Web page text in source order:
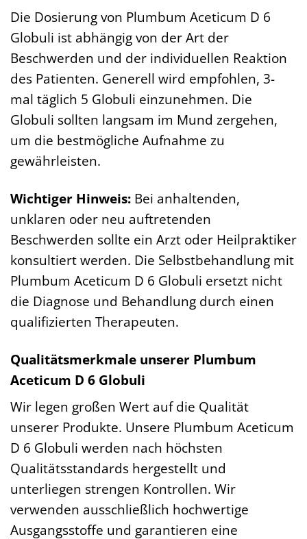
Die Dosierung von Plumbum Aceticum D 6
Globuli ist abhängig von der Art der
Beschwerden und der individuellen Reaktion
des Patienten. Generell wird empfohlen, 3-
mal täglich 5 Globuli einzunehmen. Die
Globuli sollten langsam im Mund zergehen,
um die bestmögliche Aufnahme zu
gewährleisten.
Wichtiger Hinweis: Bei anhaltenden,
unklaren oder neu auftretenden
Beschwerden sollte ein Arzt oder Heilpraktiker
konsultiert werden. Die Selbstbehandlung mit
Plumbum Aceticum D 6 Globuli ersetzt nicht
die Diagnose und Behandlung durch einen
qualifizierten Therapeuten.
Qualitätsmerkmale unserer Plumbum
Aceticum D 6 Globuli
Wir legen großen Wert auf die Qualität
unserer Produkte. Unsere Plumbum Aceticum
D 6 Globuli werden nach höchsten
Qualitätsstandards hergestellt und
unterliegen strengen Kontrollen. Wir
verwenden ausschließlich hochwertige
Ausgangsstoffe und garantieren eine